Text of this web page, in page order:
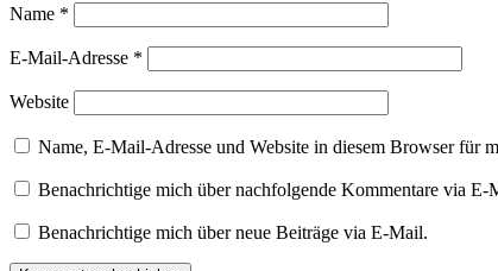
Name *
E-Mail-Adresse *
Website
Name, E-Mail-Adresse und Website in diesem Browser für
Benachrichtige mich über nachfolgende Kommentare via E-
Benachrichtige mich über neue Beiträge via E-Mail.